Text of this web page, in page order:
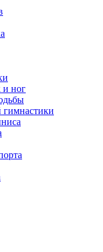
и ног
гимнастики